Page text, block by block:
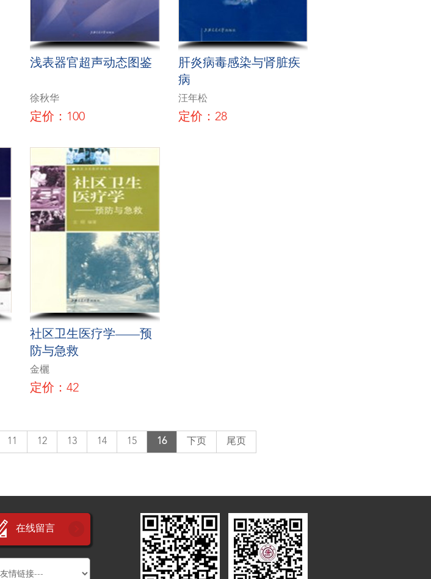
浅表器官超声动态图鉴
徐秋华
定价：100
肝炎病毒感染与肾脏疾
病
汪年松
定价：28
社区卫生医疗学——预
防与急救
金欐
定价：42
11 12 13 14 15 16 下页 尾页
在线留言